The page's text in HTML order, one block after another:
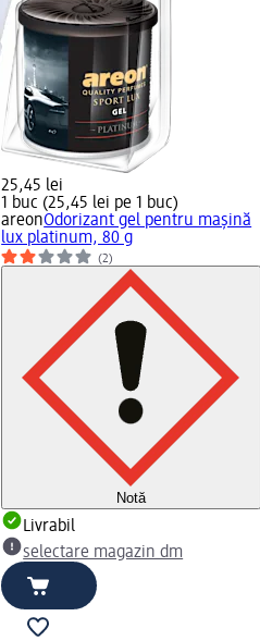
25,45 lei
1 buc (25,45 lei pe 1 buc)
areonOdorizant gel pentru maşină
lux platinum, 80 g
(2)
Notă
Livrabil
selectare magazin dm